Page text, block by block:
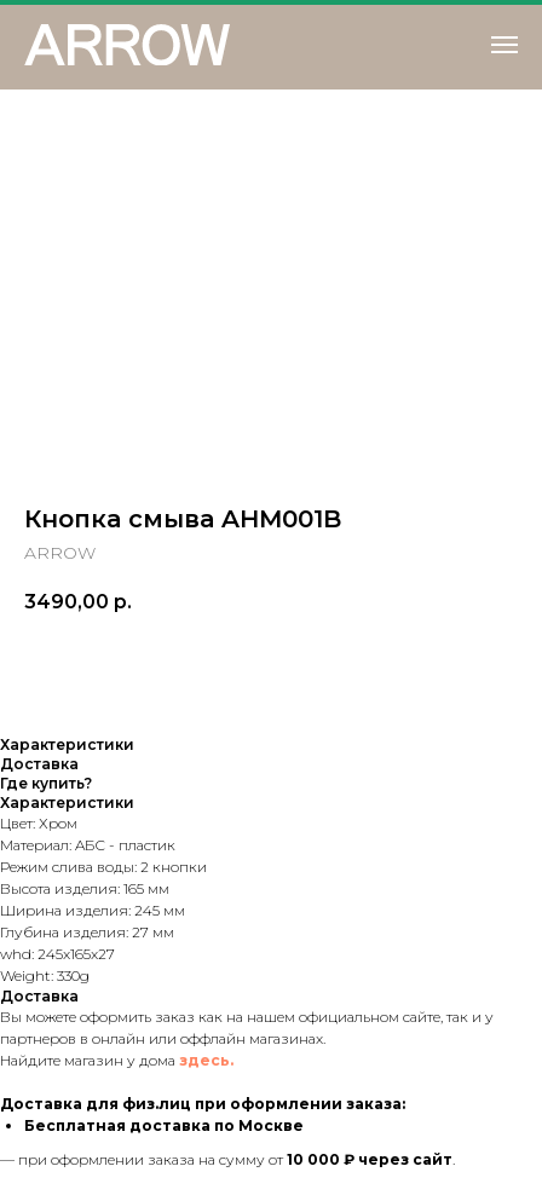
Кнопка смыва AHM001B
ARROW
3490,00 р.
Характеристики
Доставка
Где купить?
Характеристики
Цвет: Хром
Материал: AБС - пластик
Режим слива воды: 2 кнопки
Высота изделия: 165 мм
Ширина изделия: 245 мм
Глубина изделия: 27 мм
whd: 245x165x27
Weight: 330g
Доставка
Вы можете оформить заказ как на нашем официальном сайте, так и у
партнеров в онлайн или оффлайн магазинах.
Найдите магазин у дома здесь.
Доставка для физ.лиц при оформлении заказа:
Бесплатная доставка по Москве
— при оформлении заказа на сумму от10 000 ₽ через сайт.